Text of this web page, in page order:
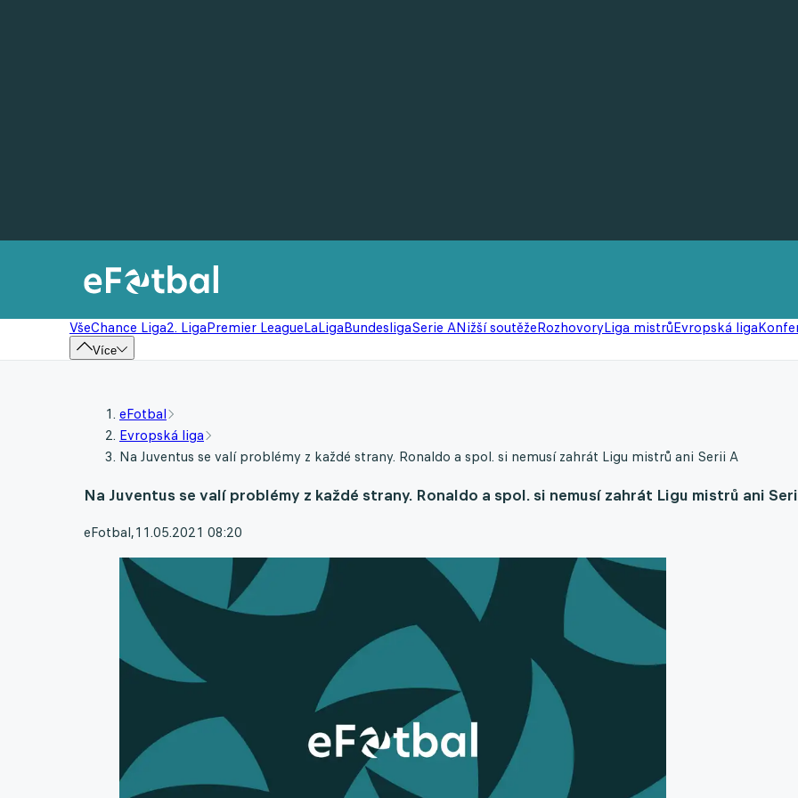
VšeChance Liga2. LigaPremier LeagueLaLigaBundesligaSerie ANižší soutěžeRozhovoryLiga mistrůEvropská liga
Více
eFotbal
Evropská liga
Na Juventus se valí problémy z každé strany. Ronaldo a spol. si nemusí zahrát Ligu mistrů ani Serii A
Na Juventus se valí problémy z každé strany. Ronaldo a spol. si nemusí zahrát Ligu mistrů ani
eFotbal,11.05.2021 08:20